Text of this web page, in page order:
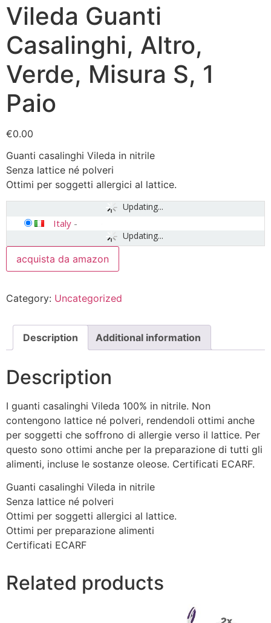
Vileda Guanti
Casalinghi, Altro,
Verde, Misura S, 1
Paio
€0.00
Guanti casalinghi Vileda in nitrile
Senza lattice né polveri
Ottimi per soggetti allergici al lattice.
Updating...
Updating...
Italy -
acquista da amazon
Category: Uncategorized
Description Additional information
Description
I guanti casalinghi Vileda 100% in nitrile. Non
contengono lattice né polveri, rendendoli ottimi anche
per soggetti che soffrono di allergie verso il lattice. Per
questo sono ottimi anche per la preparazione di tutti gli
alimenti, incluse le sostanze oleose. Certificati ECARF.
Guanti casalinghi Vileda in nitrile
Senza lattice né polveri
Ottimi per soggetti allergici al lattice.
Ottimi per preparazione alimenti
Certificati ECARF
Related products